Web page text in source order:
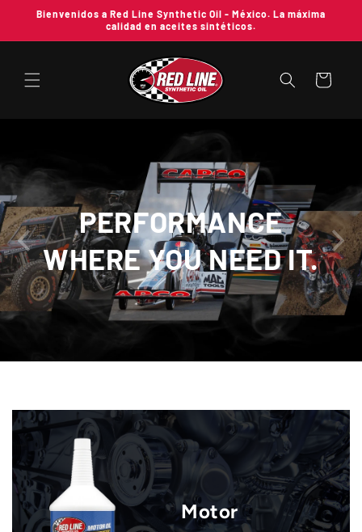
directamente
Bienvenidos a Red Line Synthetic Oil - México. La máxima
calidad en aceites sintéticos.
Carrito
PERFORMANCE
WHERE YOU NEED IT.
Motor